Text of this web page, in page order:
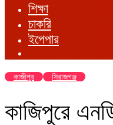
শিক্ষা
চাকরি
ইপেপার
কাজীপুর সিরাজগঞ্জ
কাজিপুরে